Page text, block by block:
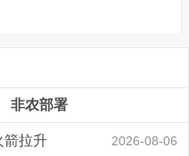
非农部署
箭拉升 2026-08-06